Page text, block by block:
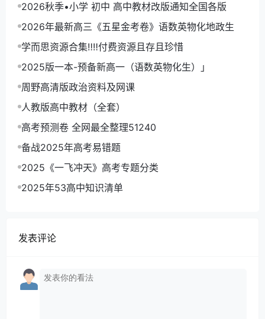
2026秋季•小学 初中 高中教材改版通知全国各版
2026年最新高三《五星金考卷》语数英物化地政生
学而思资源合集‼‼付费资源且存且珍惜
2025版一本-预备新高一（语数英物化生）」
周野高清版政治资料及网课
人教版高中教材（全套）
高考预测卷 全网最全整理51240
备战2025年高考易错题
2025《一飞冲天》高考专题分类
2025年53高中知识清单
发表评论